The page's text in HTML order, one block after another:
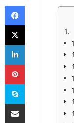
Facebook
X
LinkedIn
Pinterest
Skype
E-Posta ile paylaş